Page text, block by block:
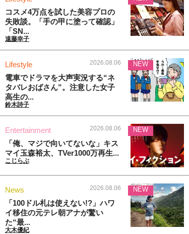
コスメ4万点を試した美容プロの
失敗談。「手の甲に塗って確認」
「SN...
遠藤幸子
Lifestyle 2026.08.06
電車でドラマを大声実況する“ネ
タバレおばさん”。注意した女子
高生の...
鈴木詩子
NEW
Entertainment 2026.08.06
「俺、マジで向いてないな」キス
マイ玉森裕太、TVer1000万再生...
こじらぶ
NEW
News 2026.08.06
「100ドル札は使えない!?」ハワ
イ移住の元テレ朝アナが驚い
た“最...
大木優紀
NEW